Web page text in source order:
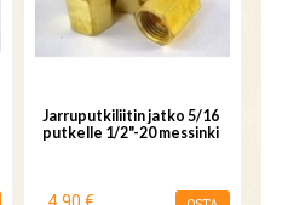
Jarruputkiliitin jatko 5/16
putkelle 1/2"-20 messinki